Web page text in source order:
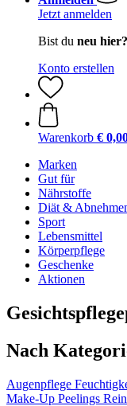
Jetzt anmelden
Bist du neu hier?
Konto erstellen
Warenkorb €
Marken
Gut für
Nährstoffe
Diät &
Sport
Lebensmittel
Körperpflege
Geschenke
Aktionen
Nach
Augenpflege
Make-Up Peelings